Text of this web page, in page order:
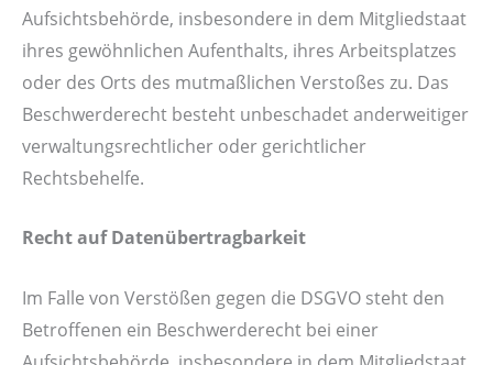
Aufsichtsbehörde, insbesondere in dem Mitgliedstaat
ihres gewöhnlichen Aufenthalts, ihres Arbeitsplatzes
oder des Orts des mutmaßlichen Verstoßes zu. Das
Beschwerderecht besteht unbeschadet anderweitiger
verwaltungsrechtlicher oder gerichtlicher
Rechtsbehelfe.
Recht auf Datenübertragbarkeit
Im Falle von Verstößen gegen die DSGVO steht den
Betroffenen ein Beschwerderecht bei einer